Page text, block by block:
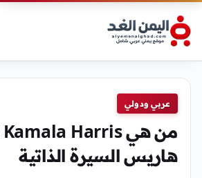
عربي ودولي
هاريس السيرة الذاتية